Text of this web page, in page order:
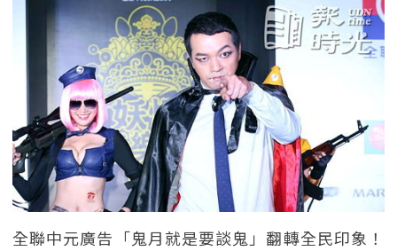
全聯中元廣告「鬼月就是要談鬼」翻轉全民印象！